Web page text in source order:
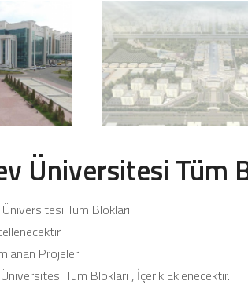
Üniversitesi Tüm
Tüm Blokları
Projeler
Tüm Blokları , İçerik Eklenecektir.